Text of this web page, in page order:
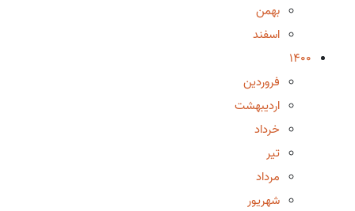
بهمن
اسفند
1400
فروردین
اردیبهشت
خرداد
تیر
مرداد
شهریور